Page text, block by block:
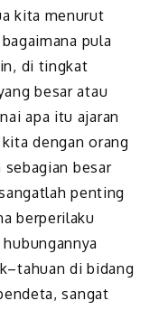
kita menurut
pula
di tingkat
besar atau
apa itu ajaran
dengan orang
besar
penting
berperilaku
–tahuan di bidang
sangat